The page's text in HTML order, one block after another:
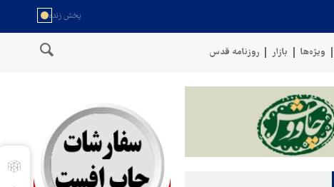
ویژه‌ها بازار روزنامه قدس
عمان